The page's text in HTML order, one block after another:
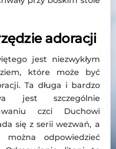
adoracji
jest niezwykłym
które może być
Ta długa i bardzo
jest szczególnie
czci Duchowi
się z serii wezwań, a
odpowiedzieć